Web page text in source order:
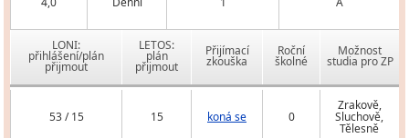
LONI:
přihlášení/plán
přijmout
LETOS:
plán
přijmout
Přijímací
zkouška
Roční
školné
Možnost
studia pro ZP
53 / 15 15 koná se 0
Zrakově,
Sluchově,
Tělesně